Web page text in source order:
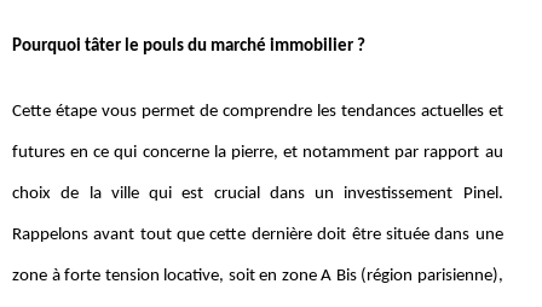
Pourquoi tâter le pouls du marché immobilier ?
Cette étape vous permet de comprendre les tendances actuelles et
futures en ce qui concerne la pierre, et notamment par rapport au
choix de la ville qui est crucial dans un investissement Pinel.
Rappelons avant tout que cette dernière doit être située dans une
zone à forte tension locative, soit en zone A Bis (région parisienne),